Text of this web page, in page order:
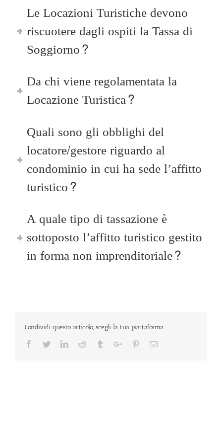
Le Locazioni Turistiche devono
riscuotere dagli ospiti la Tassa di
Soggiorno?
Da chi viene regolamentata la
Locazione Turistica?
Quali sono gli obblighi del
locatore/gestore riguardo al
condominio in cui ha sede l’affitto
turistico?
A quale tipo di tassazione è
sottoposto l’affitto turistico gestito
in forma non imprenditoriale?
Condividi questo articolo, scegli la tua piattaforma.
Facebook
TwitterLinkedinReddit TumblrGoogle+PinterestEmail